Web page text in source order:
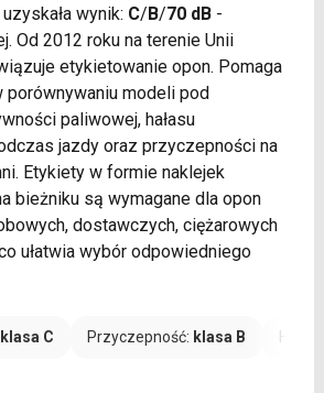
wynik: C/B/70 dB-
Od 2012 roku na terenie Unii
etykietowanie opon. Pomaga
porównywaniu modeli pod
paliwowej, hałasu
jazdy oraz przyczepności na
Etykiety w formie naklejek
bieżniku są wymagane dla opon
dostawczych, ciężarowych
ułatwia wybór odpowiedniego
klasa C Przyczepność: klasa B